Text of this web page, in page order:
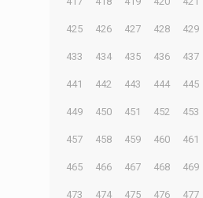
425 426 427 428 429
433 434 435 436 437
441 442 443 444 445
449 450 451 452 453
457 458 459 460 461
465 466 467 468 469
473 474 475 476 477